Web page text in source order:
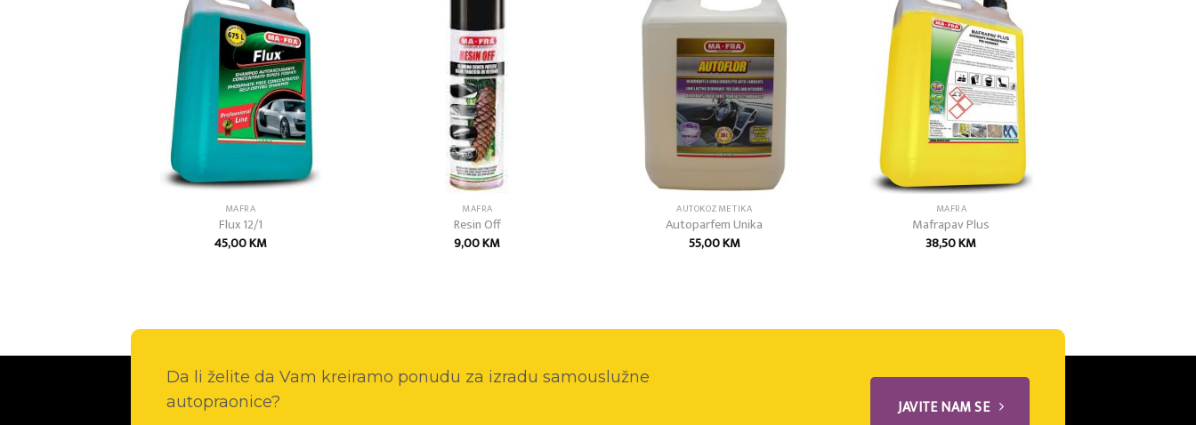
Add to
wishlist
MAFRA
Flux 12/1
45,00KM
MAFRA
Resin Off
9,00KM
Add to
AUTOKOZMETIKA
Autoparfem Unika
55,00KM
Add to
wishlist
MAFRA
Mafrapav Plus
38,50KM
Da li želite da Vam kreiramo ponudu za izradu samouslužne
autopraonice?
JAVITE NAM SE